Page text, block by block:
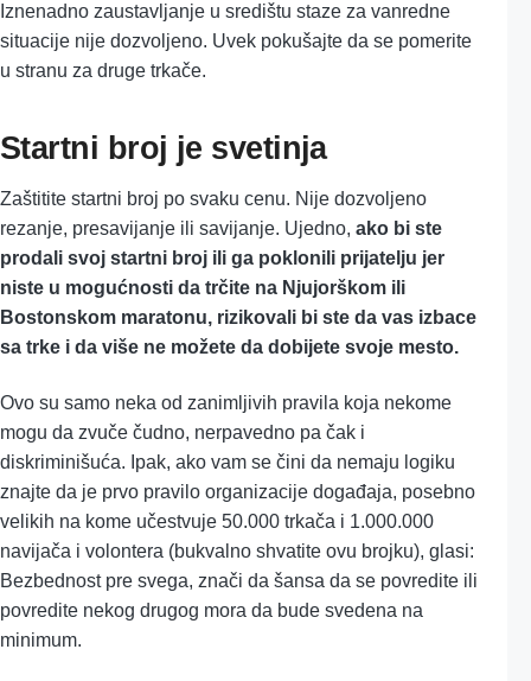
Iznenadno zaustavljanje u središtu staze za vanredne
situacije nije dozvoljeno. Uvek pokušajte da se pomerite
u stranu za druge trkače.
Startni broj je svetinja
Zaštitite startni broj po svaku cenu. Nije dozvoljeno
rezanje, presavijanje ili savijanje. Ujedno, ako bi ste
prodali svoj startni broj ili ga poklonili prijatelju jer
niste u mogućnosti da trčite na Njujorškom ili
Bostonskom maratonu, rizikovali bi ste da vas izbace
sa trke i da više ne možete da dobijete svoje mesto.
Ovo su samo neka od zanimljivih pravila koja nekome
mogu da zvuče čudno, nerpavedno pa čak i
diskriminišuća. Ipak, ako vam se čini da nemaju logiku
znajte da je prvo pravilo organizacije događaja, posebno
velikih na kome učestvuje 50.000 trkača i 1.000.000
navijača i volontera (bukvalno shvatite ovu brojku), glasi:
Bezbednost pre svega, znači da šansa da se povredite ili
povredite nekog drugog mora da bude svedena na
minimum.